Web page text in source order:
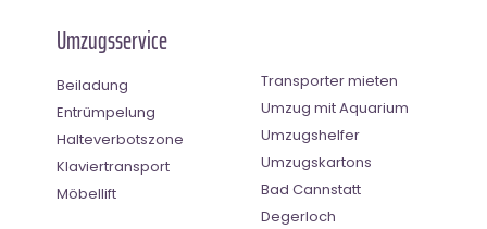
Umzugsservice
Beiladung
Entrümpelung
Halteverbotszone
Klaviertransport
Möbellift
Transporter mieten
Umzug mit Aquarium
Umzugshelfer
Umzugskartons
Bad Cannstatt
Degerloch